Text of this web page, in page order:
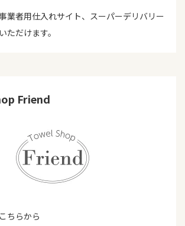
業者用仕入れサイト、スーパーデリバリー
ただけます。
Friend
ちらから